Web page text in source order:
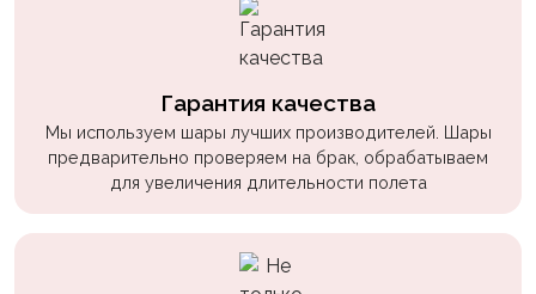
Гарантия качества
Мы используем шары лучших производителей. Шары
предварительно проверяем на брак, обрабатываем
для увеличения длительности полета
Супергерои
Пиратская